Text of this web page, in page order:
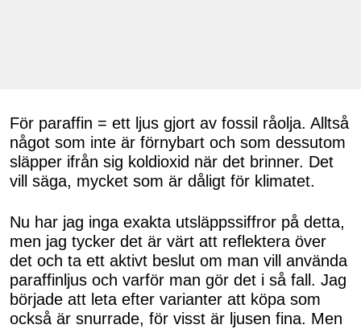
För paraffin = ett ljus gjort av fossil råolja. Alltså
något som inte är förnybart och som dessutom
släpper ifrån sig koldioxid när det brinner. Det
vill säga, mycket som är dåligt för klimatet.
Nu har jag inga exakta utsläppssiffror på detta,
men jag tycker det är värt att reflektera över
det och ta ett aktivt beslut om man vill använda
paraffinljus och varför man gör det i så fall. Jag
började att leta efter varianter att köpa som
också är snurrade, för visst är ljusen fina. Men